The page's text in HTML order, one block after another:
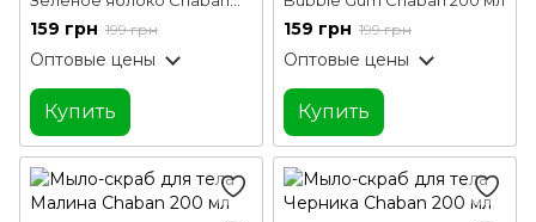
200 мл
159 грн 199 грн
Оптовые цены
Купить
159 грн 199 грн
Оптовые цены
Купить